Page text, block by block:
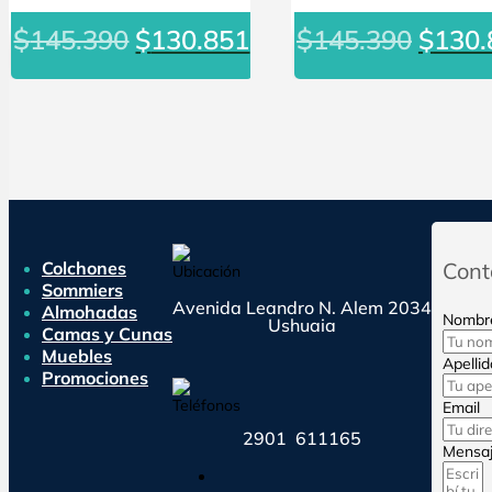
$145.390 El
precio
$130.851
precio
$145.390 El
precio
$
Colchones
Sommiers
Almohadas
Camas y Cunas
Muebles
Promociones
Avenida Leandro N. Alem 2034
Ushuaia
2901 611165
Email